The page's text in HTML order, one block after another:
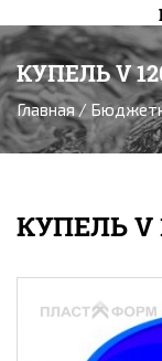
КУПЕЛЬ V
Вы здесь
Главная/
КУПЕЛЬ V